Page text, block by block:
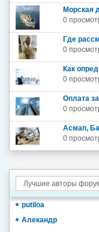
Морская
0
Где
0
Как
0
Оплата
0
Асмап,
0
putiloa
Алекандр